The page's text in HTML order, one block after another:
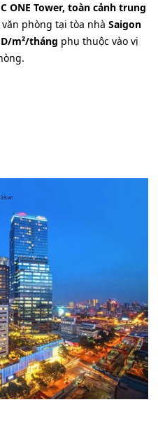
ONE Tower, toàn cảnh trung
văn phòng tại tòa nhà Saigon
m²/tháng phụ thuộc vào vị